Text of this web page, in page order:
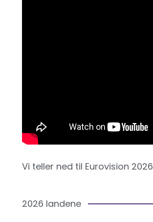
Vi teller ned til Eurovision 2026
2026 landene